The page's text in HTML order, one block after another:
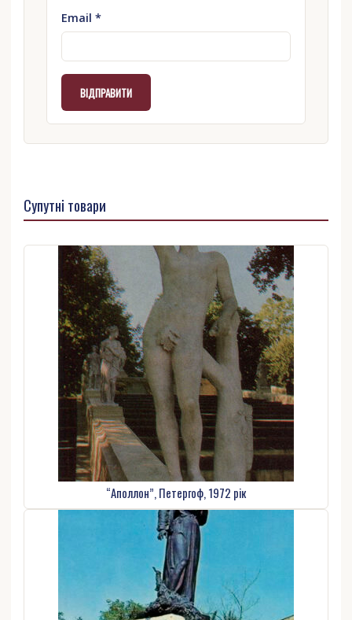
Email *
Супутні товари
“Аполлон”, Петергоф, 1972 рік